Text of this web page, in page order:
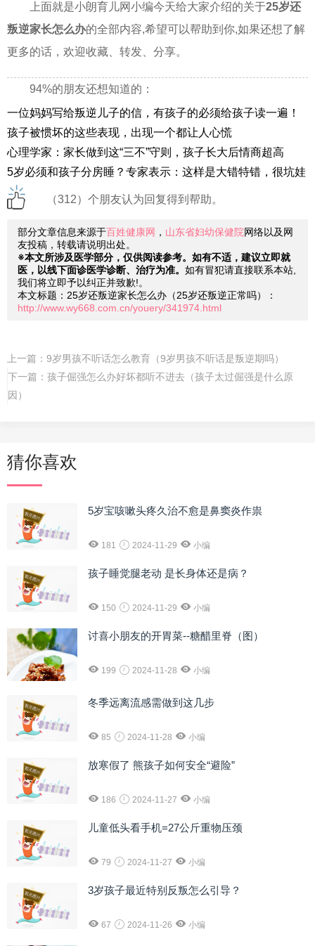
上面就是小朗育儿网小编今天给大家介绍的关于25岁还
叛逆家长怎么办的全部内容,希望可以帮助到你,如果还想了解
更多的话，欢迎收藏、转发、分享。
94%的朋友还想知道的：
一位妈妈写给叛逆儿子的信，有孩子的必须给孩子读一遍！
孩子被惯坏的这些表现，出现一个都让人心慌
心理学家：家长做到这“三不”守则，孩子长大后情商超高
5岁必须和孩子分房睡？专家表示：这样是大错特错，很坑娃
（312）个朋友认为回复得到帮助。
部分文章信息来源于百姓健康网 ， 山东省妇幼保健院网络以及网
友投稿，转载请说明出处。
※本文所涉及医学部分，仅供阅读参考。如有不适，建议立即就
医，以线下面诊医学诊断、治疗为准。 如有冒犯请直接联系本站,
我们将立即予以纠正并致歉!。
本文标题：25岁还叛逆家长怎么办（25岁还叛逆正常吗）：
http://www.wy668.com.cn/youery/341974.html
上一篇： 9岁男孩不听话怎么教育（9岁男孩不听话是叛逆期吗）
下一篇： 孩子倔强怎么办好坏都听不进去（孩子太过倔强是什么原
因）
猜你喜欢
5岁宝咳嗽头疼久治不愈是鼻窦炎作祟
181 2024-11-29 小编
孩子睡觉腿老动 是长身体还是病？
150 2024-11-29 小编
讨喜小朋友的开胃菜--糖醋里脊（图）
199 2024-11-28 小编
冬季远离流感需做到这几步
85 2024-11-28 小编
放寒假了 熊孩子如何安全“避险”
186 2024-11-27 小编
儿童低头看手机=27公斤重物压颈
79 2024-11-27 小编
3岁孩子最近特别反叛怎么引导？
67 2024-11-26 小编